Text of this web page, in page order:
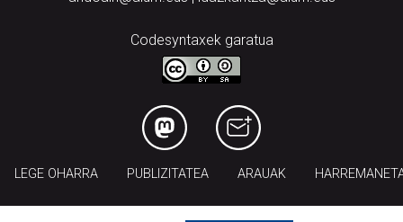
Codesyntaxek garatua
LEGE OHARRA PUBLIZITATEA ARAUAK